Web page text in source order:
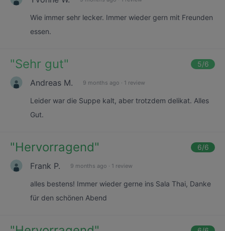
Wie immer sehr lecker. Immer wieder gern mit Freunden
essen.
"Sehr gut" 5/6
Andreas M. 9 months ago · 1 review
Leider war die Suppe kalt, aber trotzdem delikat. Alles
Gut.
"Hervorragend" 6/6
Frank P. 9 months ago · 1 review
alles bestens! Immer wieder gerne ins Sala Thai, Danke
für den schönen Abend